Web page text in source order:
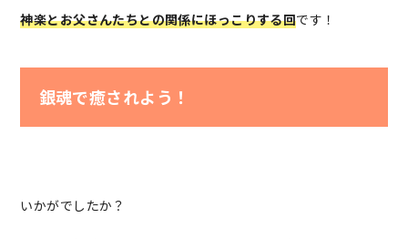
神楽とお父さんたちとの関係にほっこりする回です！
銀魂で癒されよう！
いかがでしたか？